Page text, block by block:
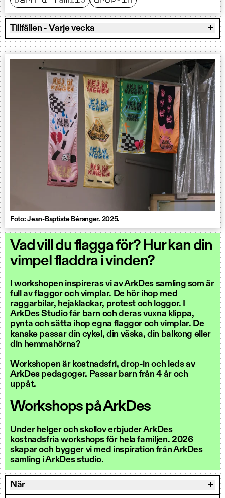
Tillfällen - Varje vecka
Foto: Jean-Baptiste Béranger. 2025.
Vad vill du flagga för? Hur kan din
vimpel fladdra i vinden?
I workshopen inspireras vi av ArkDes samling som är
full av flaggor och vimplar. De hör ihop med
raggarbilar, hejaklackar, protest och loggor. I
ArkDes Studio får barn och deras vuxna klippa,
pynta och sätta ihop egna flaggor och vimplar. De
kanske passar din cykel, din väska, din balkong eller
din hemmahörna?
Workshopen är kostnadsfri, drop-in och leds av
ArkDes pedagoger. Passar barn från 4 år och
uppåt.
Workshops på ArkDes
Under helger och skollov erbjuder ArkDes
kostnadsfria workshops för hela familjen. 2026
skapar och bygger vi med inspiration från ArkDes
samling i ArkDes studio.
När